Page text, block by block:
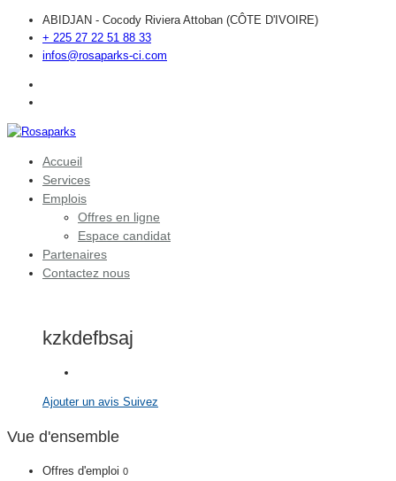
ABIDJAN - Cocody Riviera Attoban (CÔTE D'IVOIRE)
+ 225 27 22 51 88 33
infos@rosaparks-ci.com
Accueil
Services
Emplois
Offres en ligne
Espace candidat
Partenaires
Contactez nous
kzkdefbsaj
Ajouter un avis Suivez
Vue d'ensemble
Offres d'emploi 0